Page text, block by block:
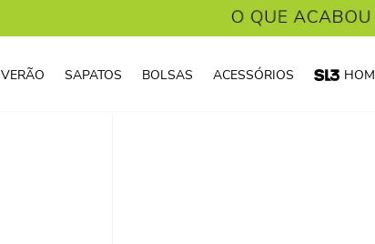
VERÃO SAPATOS BOLSAS ACESSÓRIOS